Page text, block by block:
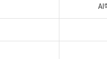
AI